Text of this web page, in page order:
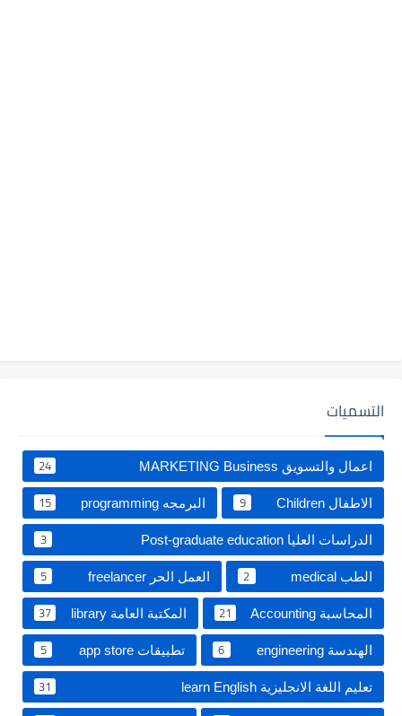
التسميات
اعمال والتسويق MARKETING Business 24
الاطفال Children 9 البرمجه programming 15
الدراسات العليا Post-graduate education ‏ 3
الطب medical 2 العمل الحر freelancer 5
المحاسبة Accounting 21 المكتبة العامة library 37
الهندسة engineering 6 تطبيقات app store 5
تعليم اللغة الانجليزية learn English 31